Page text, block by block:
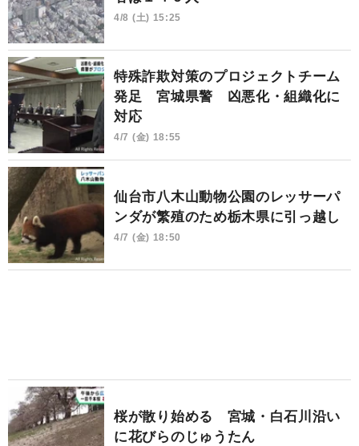
4/8 (土) 15:25
特殊詐欺対策のプロジェクトチーム
発足 宮城県警 凶悪化・組織化に
対応
4/7 (金) 18:55
仙台市八木山動物公園のレッサーパ
ンダが繁殖のため栃木県に引っ越し
4/7 (金) 18:50
桜が散り始める 宮城・白石川沿い
に花びらのじゅうたん